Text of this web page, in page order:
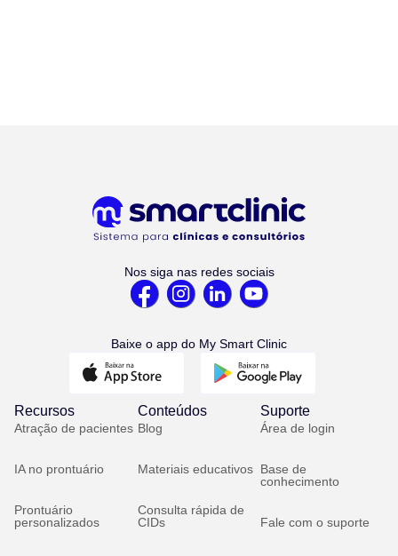
Nos siga nas redes sociais
Baixe o app do My Smart Clinic
Recursos
Atração de pacientes
IA no prontuário
Prontuário
personalizados
Conteúdos
Blog
Materiais educativos
Consulta rápida de
CIDs
Suporte
Área de login
Base de
conhecimento
Fale com o suporte